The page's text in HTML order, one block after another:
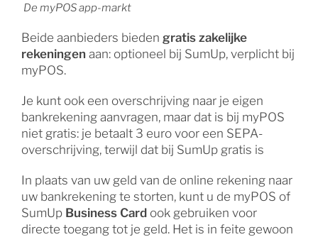
De myPOS app-markt
Beide aanbieders bieden gratis zakelijke
rekeningen aan: optioneel bij SumUp, verplicht bij
myPOS.
Je kunt ook een overschrijving naar je eigen
bankrekening aanvragen, maar dat is bij myPOS
niet gratis: je betaalt 3 euro voor een SEPA-
overschrijving, terwijl dat bij SumUp gratis is
In plaats van uw geld van de online rekening naar
uw bankrekening te storten, kunt u de myPOS of
SumUp Business Cardook gebruiken voor
directe toegang tot je geld. Het is in feite gewoon